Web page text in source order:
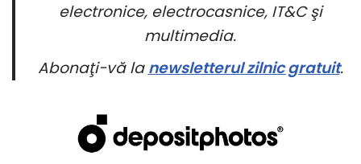
electronice, electrocasnice, IT&C şi
multimedia.
Abonaţi-vă lanewsletterul zilnic gratuit.